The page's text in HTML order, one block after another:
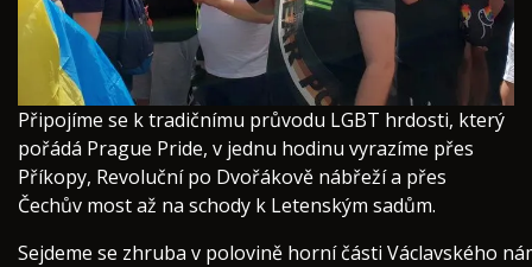
​Připojíme se k tradičnímu průvodu LGBT hrdosti, který
pořádá Prague Pride, v jednu hodinu vyrazíme přes
Příkopy, Revoluční po Dvořákově nábřeží a přes
Čechův most až na schody k Letenským sadům.
Sejdeme se zhruba v polovině horní části Václavského